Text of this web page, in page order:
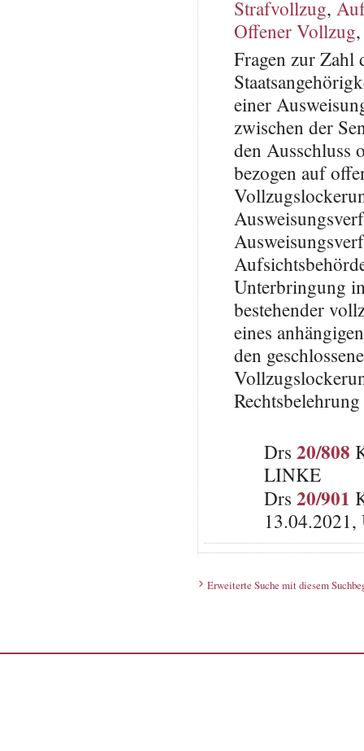
Strafvollzug,
Offener Vollzug
Fragen zur Zahl
einer
zwischen der
den Ausschluss
bezogen auf
Unterbringung
bestehender
eines
den
Drs 20/808
LINKE
Drs 20/901
13.04.2021,
Erweiterte Suche mit diesem